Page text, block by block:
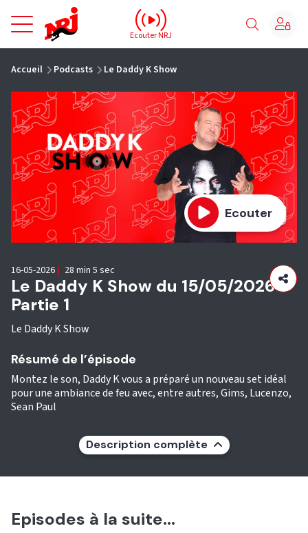
NRJ - Accueil
Ecouter NRJ
Accueil Podcasts Le Daddy K Show
Ecouter
Le Daddy K Show du 15/05/2026 -
Partie 1
Le Daddy K Show
16-05-2026 | 28 min 5 sec
Résumé de l’épisode
Montez le son, Daddy K vous a préparé un nouveau set idéal
pour une ambiance de feu avec, entre autres, Gims, Lucenzo,
Sean Paul
Description complète
Episodes à la suite...